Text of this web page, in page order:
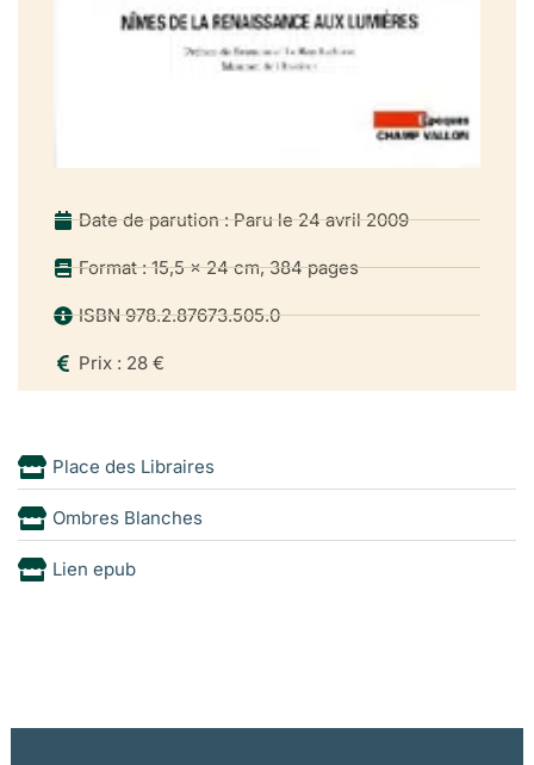
Date de parution : Paru le 24 avril 2009
Format : 15,5 x 24 cm, 384 pages
ISBN 978.2.87673.505.0
Prix : 28 €
Place des Libraires
Ombres Blanches
Lien epub